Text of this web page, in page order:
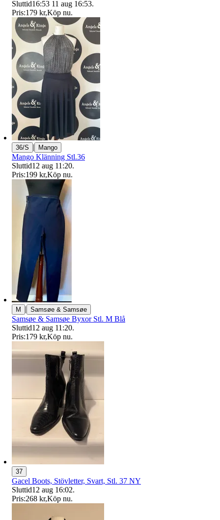
Sluttid16:53 11 aug 16:53.
Pris:179 kr,Köp nu.
36/S | Mango
Mango Klänning Stl.36
Sluttid12 aug 11:20.
Pris:199 kr,Köp nu.
M | Samsøe & Samsøe
Samsøe & Samsøe Byxor Stl. M Blå
Sluttid12 aug 11:20.
Pris:179 kr,Köp nu.
37
Gacel Boots, Stövletter, Svart, Stl. 37 NY
Sluttid12 aug 16:02.
Pris:268 kr,Köp nu.